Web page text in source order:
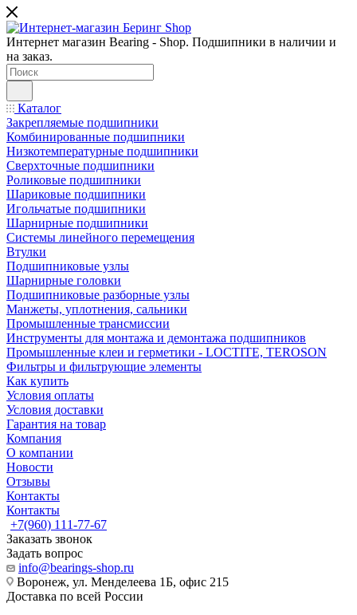
Интернет магазин Bearing - Shop. Подшипники в наличии и
на заказ.
Каталог
Закрепляемые подшипники
Комбинированные подшипники
Низкотемпературные подшипники
Сверхточные подшипники
Роликовые подшипники
Шариковые подшипники
Игольчатые подшипники
Шарнирные подшипники
Системы линейного перемещения
Втулки
Подшипниковые узлы
Шарнирные головки
Подшипниковые разборные узлы
Манжеты, уплотнения, сальники
Промышленные трансмиссии
Инструменты для монтажа и демонтажа подшипников
Промышленные клеи и герметики - LOCTITE, TEROSON
Фильтры и фильтрующие элементы
Как купить
Условия оплаты
Условия доставки
Гарантия на товар
Компания
О компании
Новости
Отзывы
Контакты
Контакты
+7(960) 111-77-67
Заказать звонок
Задать вопрос
info@bearings-shop.ru
Воронеж, ул. Менделеева 1Б, офис 215
Доставка по всей России